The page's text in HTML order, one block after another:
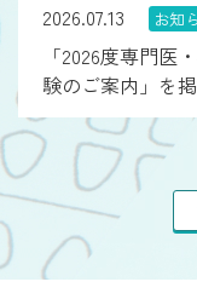
2026.07.13 お知
「2026度専門医
験のご案内」を